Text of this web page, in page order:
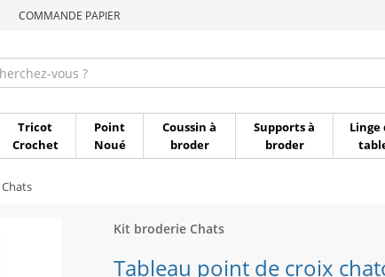
COMMANDE PAPIER
Tricot
Crochet
Point
Noué
Coussin à
broder
Supports à
broder
Linge
Chats
Kit broderie Chats
Tableau point de croix